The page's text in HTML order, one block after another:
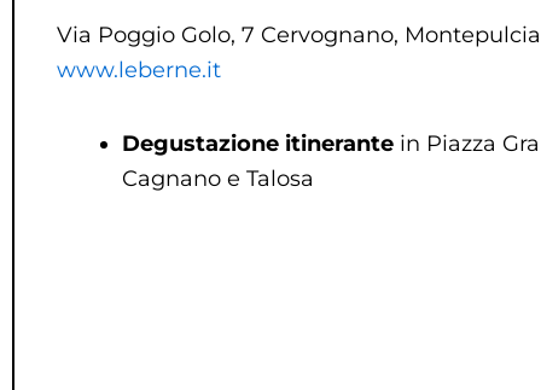
Via Poggio Golo, 7 Cervognano,
www.leberne.it
Degustazione itinerantein Piazza
Cagnano e Talosa